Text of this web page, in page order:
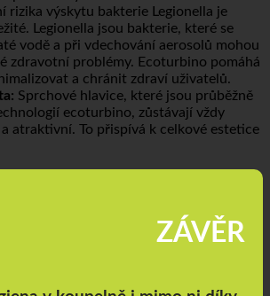
optimální výkon.
rizika výskytu bakterie Legionella je
Legionella jsou bakterie, které se
vodě a při vdechování aerosolů mohou
zdravotní problémy. Ecoturbino pomáhá
a chránit zdraví uživatelů.
Sprchové hlavice, které jsou průběžně
ecoturbino, zůstávají vždy
atraktivní. To přispívá k celkové estetice
ZÁVĚR